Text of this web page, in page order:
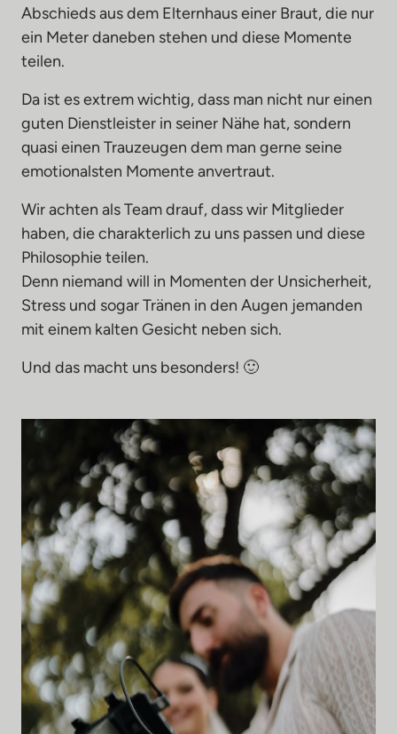
Abschieds aus dem Elternhaus einer Braut, die nur
ein Meter daneben stehen und diese Momente
teilen.
Da ist es extrem wichtig, dass man nicht nur einen
guten Dienstleister in seiner Nähe hat, sondern
quasi einen Trauzeugen dem man gerne seine
emotionalsten Momente anvertraut.
Wir achten als Team drauf, dass wir Mitglieder
haben, die charakterlich zu uns passen und diese
Philosophie teilen.
Denn niemand will in Momenten der Unsicherheit,
Stress und sogar Tränen in den Augen jemanden
mit einem kalten Gesicht neben sich.
Und das macht uns besonders! 🙂